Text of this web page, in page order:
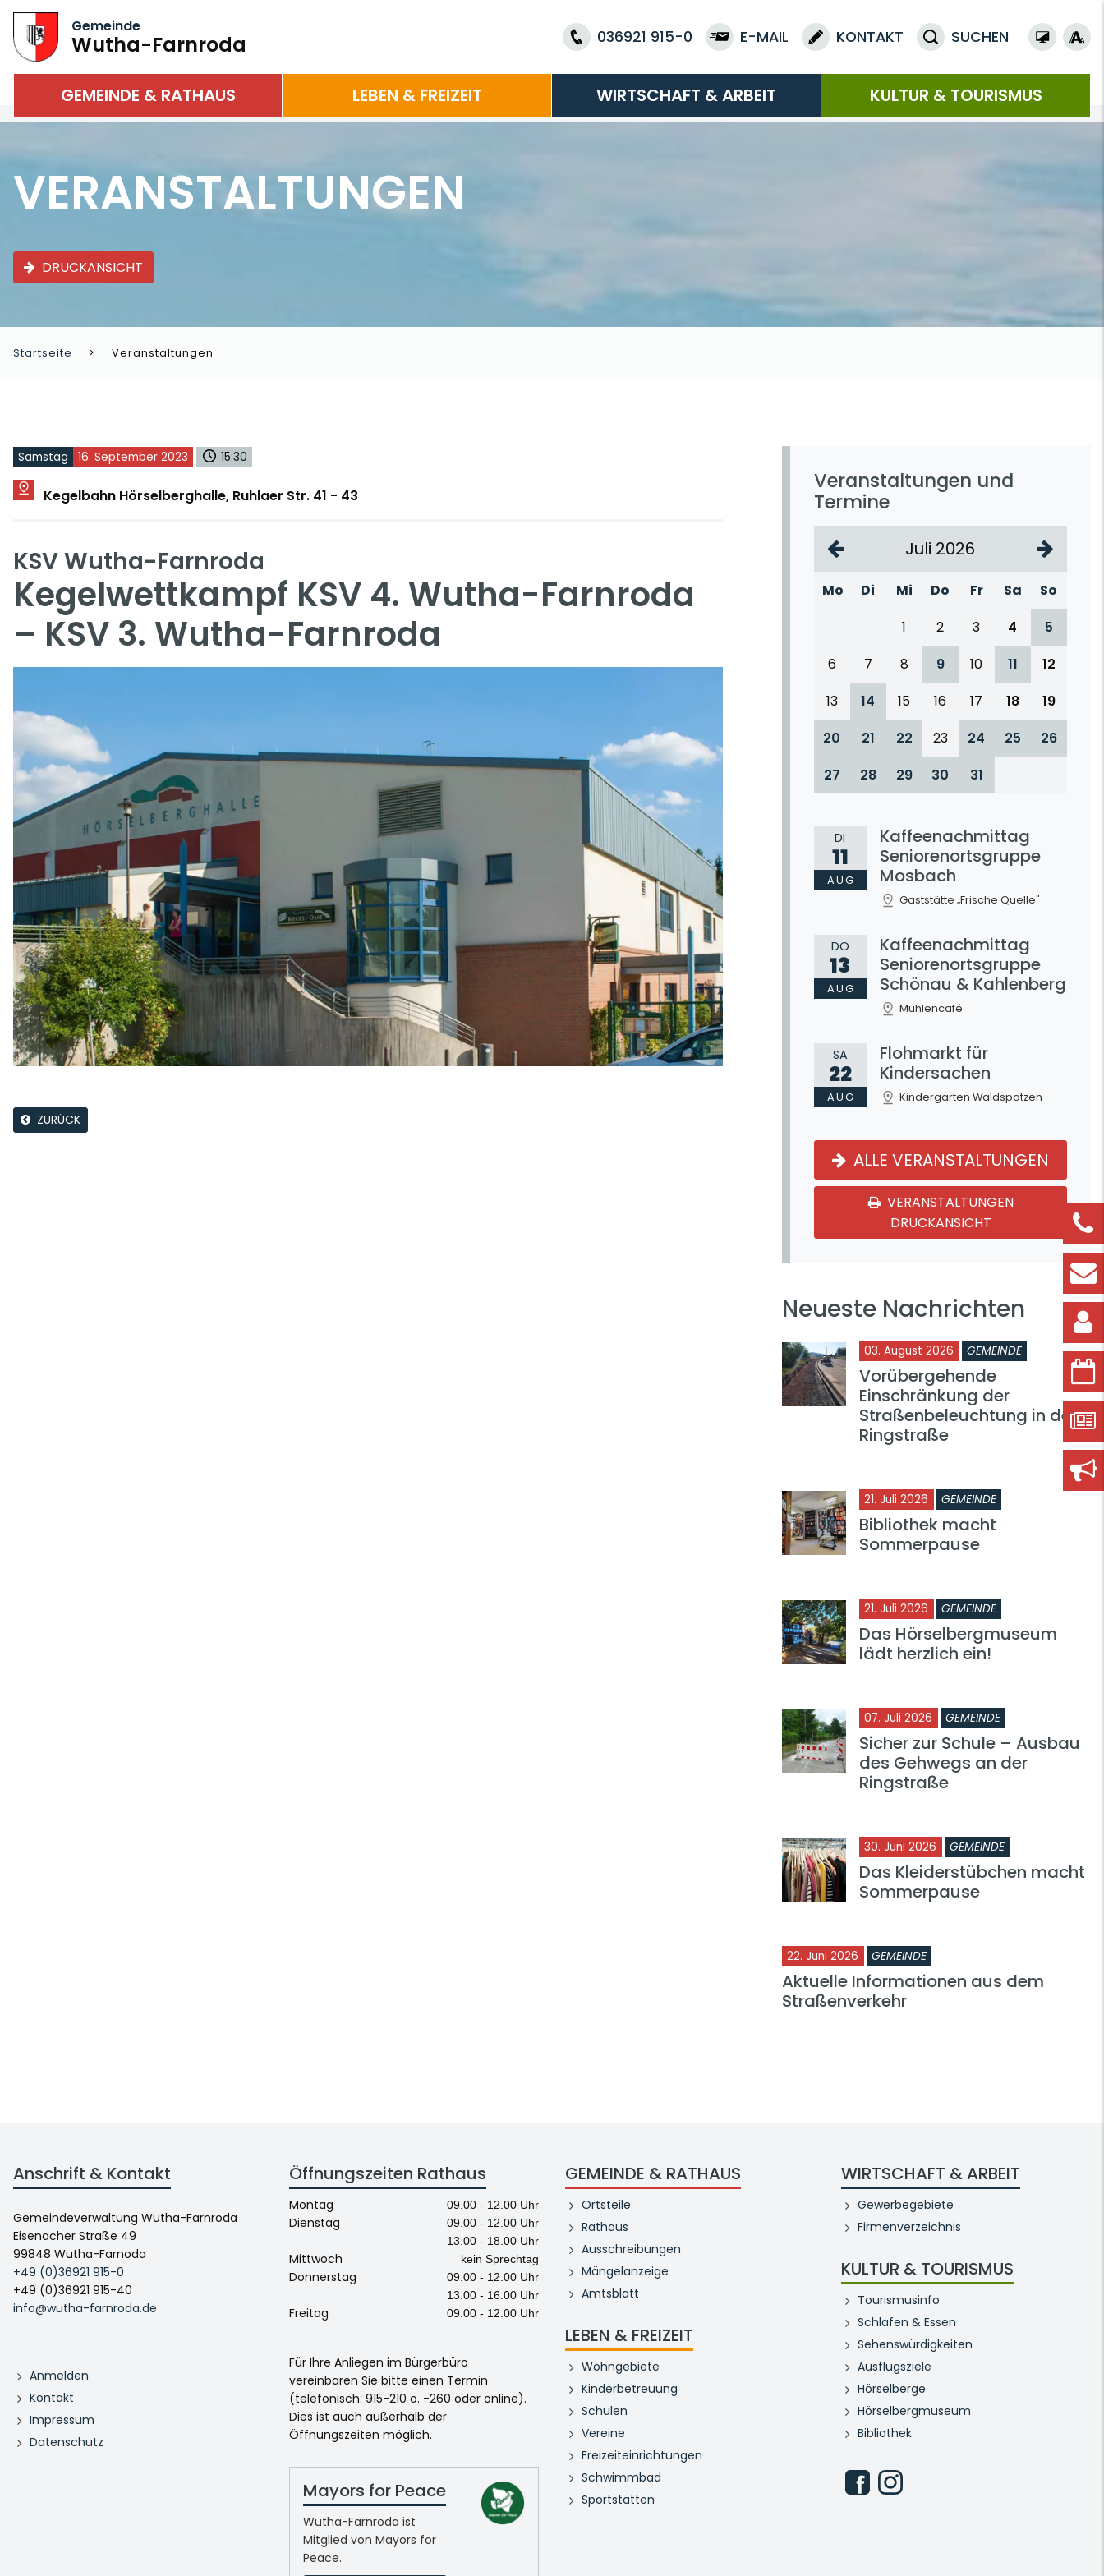
Gemeinde
Wutha-Farnroda 036921 915-0 E-MAIL KONTAKT SUCHEN
GEMEINDE & RATHAUS LEBEN & FREIZEIT WIRTSCHAFT & ARBEIT KULTUR & TOURISMUS
VERANSTALTUNGEN
DRUCKANSICHT
Startseite Veranstaltungen
Samstag 16. September 2023 15:30
Kegelbahn Hörselberghalle, Ruhlaer Str. 41 - 43
KSV Wutha-Farnroda
Kegelwettkampf KSV 4. Wutha-Farnroda
– KSV 3. Wutha-Farnroda
ZURÜCK
Veranstaltungen und
Termine
Juli 2026
Mo Di Mi Do Fr Sa
So
1
2 3 4
5
6
7 8 9 10 11
12
13
14 15 16 17 18
19
20
21 22 23 24 25
26
27
28 29 30 31
DI
11
AUG
Kaffeenachmittag
Seniorenortsgruppe
Mosbach
Gaststätte „Frische Quelle"
DO
13
AUG
Kaffeenachmittag
Seniorenortsgruppe
Schönau & Kahlenberg
Mühlencafé
SA
22
AUG
Flohmarkt für
Kindersachen
Kindergarten Waldspatzen
ALLE VERANSTALTUNGEN
VERANSTALTUNGEN
DRUCKANSICHT
Neueste Nachrichten
03. August 2026 GEMEINDE
Vorübergehende
Einschränkung der
Straßenbeleuchtung in der
Ringstraße
21. Juli 2026 GEMEINDE
Bibliothek macht
Sommerpause
21. Juli 2026 GEMEINDE
Das Hörselbergmuseum
lädt herzlich ein!
07. Juli 2026 GEMEINDE
Sicher zur Schule – Ausbau
des Gehwegs an der
Ringstraße
30. Juni 2026 GEMEINDE
Das Kleiderstübchen macht
Sommerpause
22. Juni 2026 GEMEINDE
Aktuelle Informationen aus dem
Straßenverkehr
Anschrift & Kontakt
Gemeindeverwaltung Wutha-Farnroda
Eisenacher Straße 49
99848 Wutha-Farnoda
+49 (0)36921 915-0
+49 (0)36921 915-40
info@wutha-farnroda.de
Anmelden
Kontakt
Impressum
Datenschutz
Öffnungszeiten Rathaus
Montag 09.00 - 12.00 Uhr
Dienstag
09.00 - 12.00 Uhr
13.00 - 18.00 Uhr
Mittwoch kein Sprechtag
Donnerstag
09.00 - 12.00 Uhr
13.00 - 16.00 Uhr
Freitag 09.00 - 12.00 Uhr
Für Ihre Anliegen im Bürgerbüro
vereinbaren Sie bitte einen Termin
(telefonisch: 915-210 o. -260 oder online).
Dies ist auch außerhalb der
Öffnungszeiten möglich.
Mayors for Peace
Wutha-Farnroda ist
Mitglied von Mayors for
Peace.
GEMEINDE & RATHAUS
Ortsteile
Rathaus
Ausschreibungen
Mängelanzeige
Amtsblatt
LEBEN & FREIZEIT
Wohngebiete
Kinderbetreuung
Schulen
Vereine
Freizeiteinrichtungen
Schwimmbad
Sportstätten
WIRTSCHAFT & ARBEIT
Gewerbegebiete
Firmenverzeichnis
KULTUR & TOURISMUS
Tourismusinfo
Schlafen & Essen
Sehenswürdigkeiten
Ausflugsziele
Hörselberge
Hörselbergmuseum
Bibliothek